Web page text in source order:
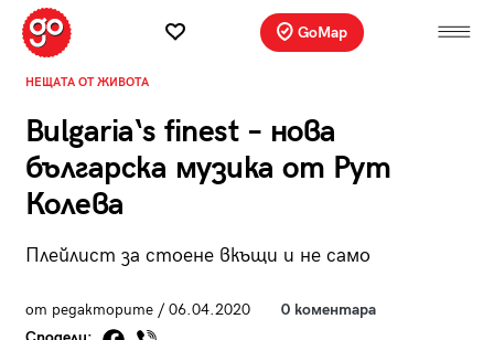
GoMap
НЕЩАТА ОТ ЖИВОТА
Bulgaria‘s finest – нова
българска музика от Рут
Колева
Плейлист за стоене вкъщи и не само
от редакторите / 06.04.2020
0 коментара